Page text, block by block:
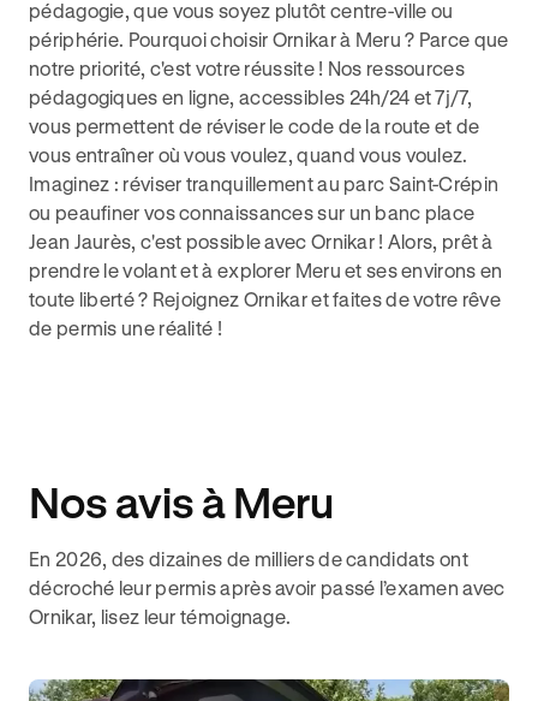
pédagogie, que vous soyez plutôt centre-ville ou
périphérie. Pourquoi choisir Ornikar à Meru ? Parce que
notre priorité, c'est votre réussite ! Nos ressources
pédagogiques en ligne, accessibles 24h/24 et 7j/7,
vous permettent de réviser le code de la route et de
vous entraîner où vous voulez, quand vous voulez.
Imaginez : réviser tranquillement au parc Saint-Crépin
ou peaufiner vos connaissances sur un banc place
Jean Jaurès, c'est possible avec Ornikar ! Alors, prêt à
prendre le volant et à explorer Meru et ses environs en
toute liberté ? Rejoignez Ornikar et faites de votre rêve
de permis une réalité !
Nos avis à Meru
En 2026, des dizaines de milliers de candidats ont
décroché leur permis après avoir passé l’examen avec
Ornikar, lisez leur témoignage.